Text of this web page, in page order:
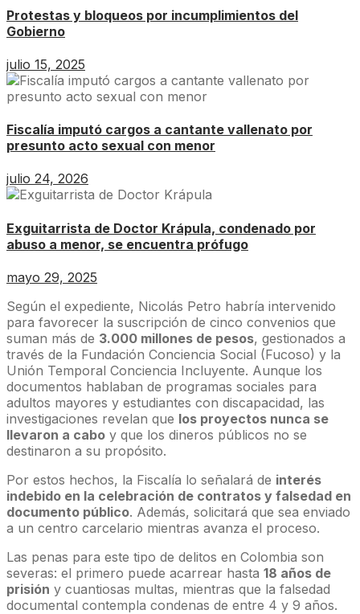
Protestas y bloqueos por incumplimientos del
Gobierno
julio 15, 2025
Fiscalía imputó cargos a cantante vallenato por
presunto acto sexual con menor
julio 24, 2026
Exguitarrista de Doctor Krápula, condenado por
abuso a menor, se encuentra prófugo
mayo 29, 2025
Según el expediente, Nicolás Petro habría intervenido
para favorecer la suscripción de cinco convenios que
suman más de 3.000 millones de pesos, gestionados a
través de la Fundación Conciencia Social (Fucoso) y la
Unión Temporal Conciencia Incluyente. Aunque los
documentos hablaban de programas sociales para
adultos mayores y estudiantes con discapacidad, las
investigaciones revelan que los proyectos nunca se
llevaron a cabo y que los dineros públicos no se
destinaron a su propósito.
Por estos hechos, la Fiscalía lo señalará de interés
indebido en la celebración de contratos y falsedad en
documento público. Además, solicitará que sea enviado
a un centro carcelario mientras avanza el proceso.
Las penas para este tipo de delitos en Colombia son
severas: el primero puede acarrear hasta 18 años de
prisión y cuantiosas multas, mientras que la falsedad
documental contempla condenas de entre 4 y 9 años.